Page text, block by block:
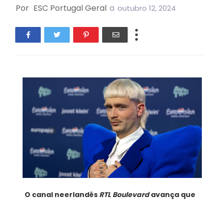
Por ESC Portugal Geral a outubro 12, 2024
O canal neerlandês RTL Boulevardavança que